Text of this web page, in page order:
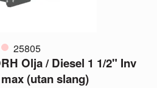
25805
Olja / Diesel 1 1/2" Inv
(utan slang)